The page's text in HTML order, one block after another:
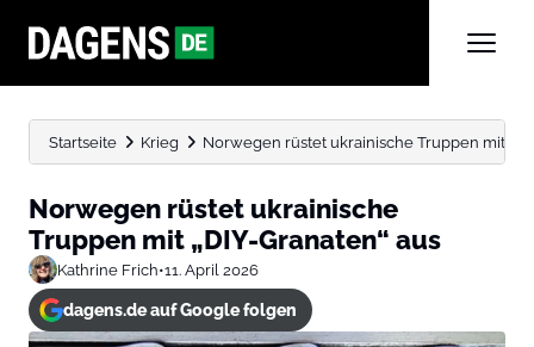
Startseite Krieg Norwegen rüstet ukrainische Truppen mit
Norwegen rüstet ukrainische
Truppen mit „DIY-Granaten“ aus
Kathrine Frich•11. April 2026
dagens.de auf Google folgen